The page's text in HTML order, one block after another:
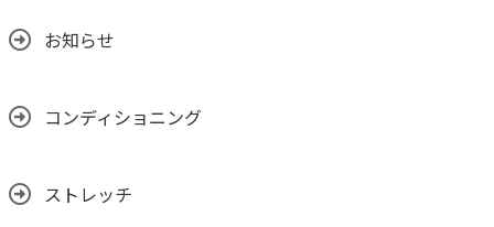
お知らせ
コンディショニング
ストレッチ